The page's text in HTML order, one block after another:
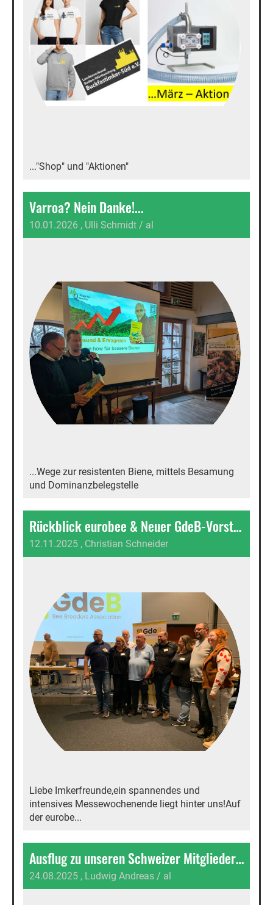
..."Shop" und "Aktionen"
Varroa? Nein Danke!...
10.01.2026 , Ulli Schmidt / al
...Wege zur resistenten Biene, mittels Besamung
und Dominanzbelegstelle
Rückblick eurobee & Neuer GdeB-Vorstand – Gemeinschaft, Austausch und Ausblick
12.11.2025 , Christian Schneider
Liebe Imkerfreunde,ein spannendes und
intensives Messewochenende liegt hinter uns!Auf
der eurobe...
Ausflug zu unseren Schweizer Mitgliedern...
24.08.2025 , Ludwig Andreas / al